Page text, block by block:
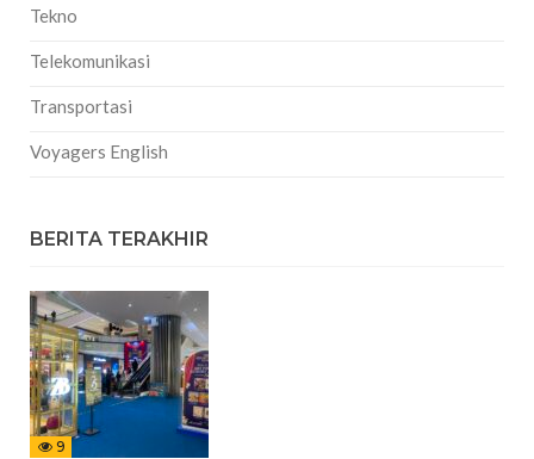
Tekno
Telekomunikasi
Transportasi
Voyagers English
BERITA TERAKHIR
9